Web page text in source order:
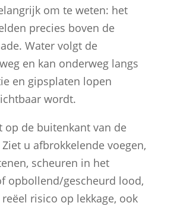
om te weten: het
precies boven de
Water volgt de
en kan onderweg langs
en gipsplaten lopen
wordt.
op de buitenkant van de
u afbrokkelende voegen,
scheuren in het
opbollend/gescheurd lood,
risico op lekkage, ook